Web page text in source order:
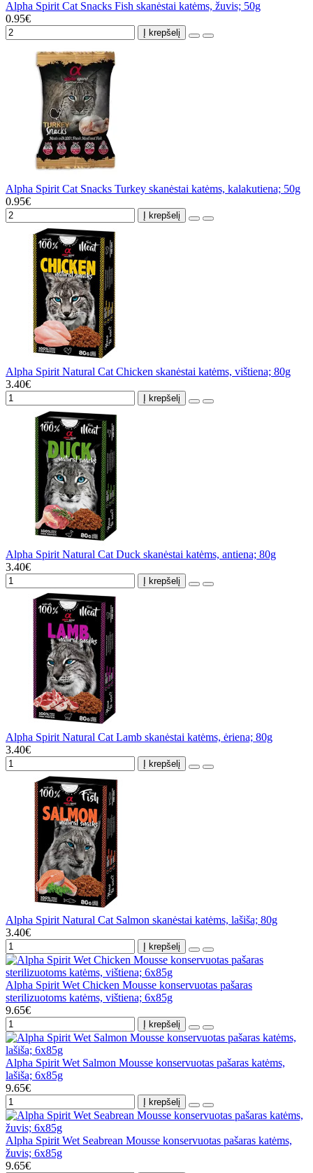
Alpha Spirit Cat Snacks Fish skanėstai katėms, žuvis; 50g
0.95€
Į krepšelį
Alpha Spirit Cat Snacks Turkey skanėstai katėms, kalakutiena; 50g
0.95€
Į krepšelį
Alpha Spirit Natural Cat Chicken skanėstai katėms, vištiena; 80g
3.40€
Į krepšelį
Alpha Spirit Natural Cat Duck skanėstai katėms, antiena; 80g
3.40€
Į krepšelį
Alpha Spirit Natural Cat Lamb skanėstai katėms, ėriena; 80g
3.40€
Į krepšelį
Alpha Spirit Natural Cat Salmon skanėstai katėms, lašiša; 80g
3.40€
Į krepšelį
Alpha Spirit Wet Chicken Mousse konservuotas pašaras
sterilizuotoms katėms, vištiena; 6x85g
9.65€
Į krepšelį
Alpha Spirit Wet Salmon Mousse konservuotas pašaras katėms,
lašiša; 6x85g
9.65€
Į krepšelį
Alpha Spirit Wet Seabrean Mousse konservuotas pašaras katėms,
žuvis; 6x85g
9.65€